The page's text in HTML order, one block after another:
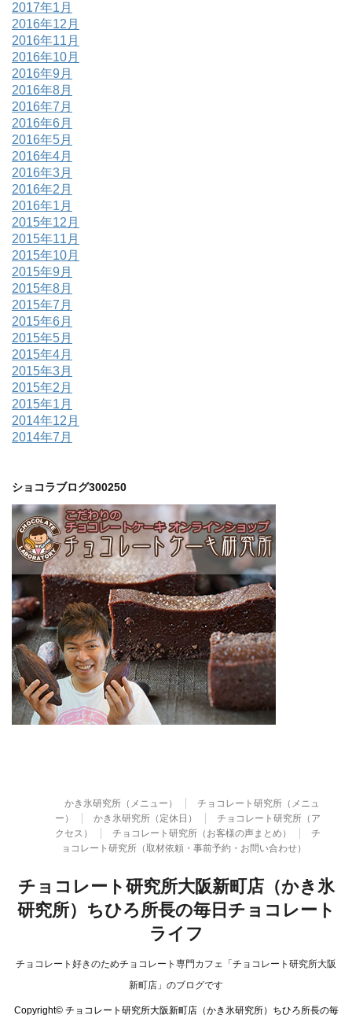
2017年1月
2016年12月
2016年11月
2016年10月
2016年9月
2016年8月
2016年7月
2016年6月
2016年5月
2016年4月
2016年3月
2016年2月
2016年1月
2015年12月
2015年11月
2015年10月
2015年9月
2015年8月
2015年7月
2015年6月
2015年5月
2015年4月
2015年3月
2015年2月
2015年1月
2014年12月
2014年7月
ショコラブログ300250
かき氷研究所（メニュー）
チョコレート研究所（メニュ
ー）
かき氷研究所（定休日）
チョコレート研究所（ア
クセス）
チョコレート研究所（お客様の声まとめ）
チ
ョコレート研究所（取材依頼・事前予約・お問い合わせ）
チョコレート研究所大阪新町店（かき氷
研究所）ちひろ所長の毎日チョコレート
ライフ
チョコレート好きのためチョコレート専門カフェ「チョコレート研究所大阪
新町店」のブログです
Copyright© チョコレート研究所大阪新町店（かき氷研究所）ちひろ所長の毎